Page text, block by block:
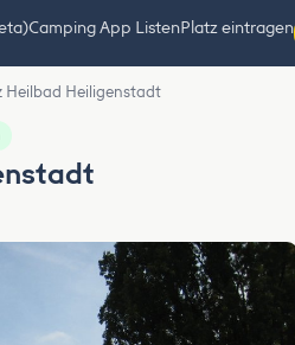
Camping App ListenPlatz eintragen
Heilbad Heiligenstadt